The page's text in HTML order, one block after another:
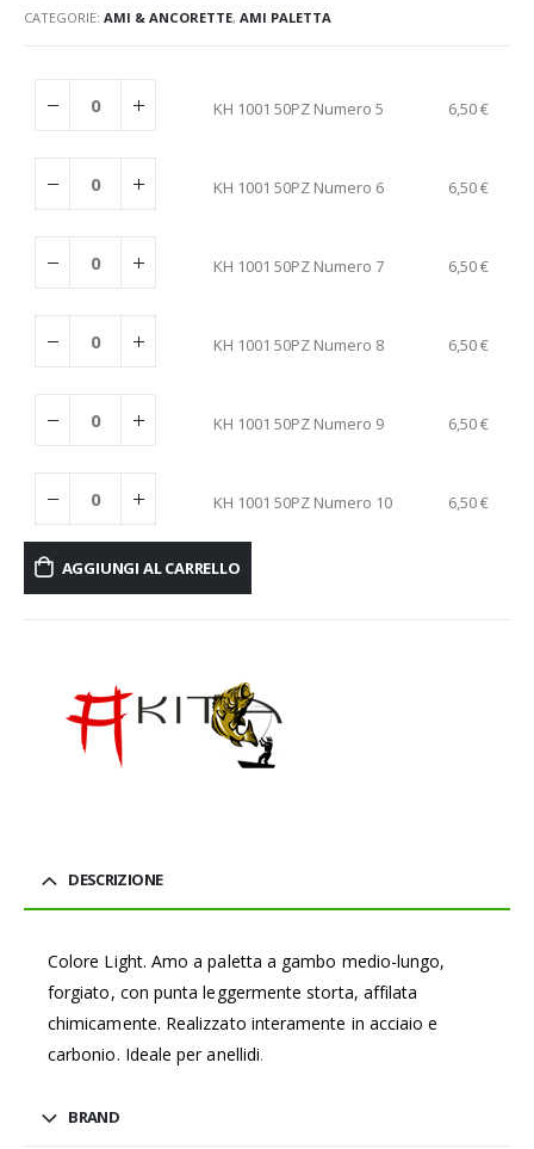
CATEGORIE: AMI & ANCORETTE, AMI PALETTA
KH 1001 50PZ Numero 5 6,50€
KH 1001 50PZ Numero 6 6,50€
KH 1001 50PZ Numero 7 6,50€
KH 1001 50PZ Numero 8 6,50€
KH 1001 50PZ Numero 9 6,50€
KH 1001 50PZ Numero 10 6,50€
AGGIUNGI AL CARRELLO
DESCRIZIONE
Colore Light. Amo a paletta a gambo medio-lungo,
forgiato, con punta leggermente storta, affilata
chimicamente. Realizzato interamente in acciaio e
carbonio. Ideale per anellidi.
BRAND